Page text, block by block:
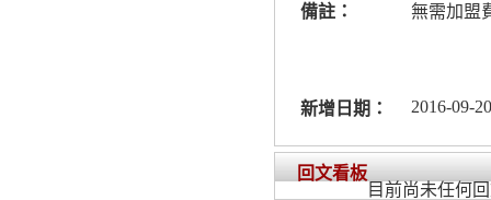
備註： 無需加盟
新增日期： 2016-09-
回文看板
目前尚未任何